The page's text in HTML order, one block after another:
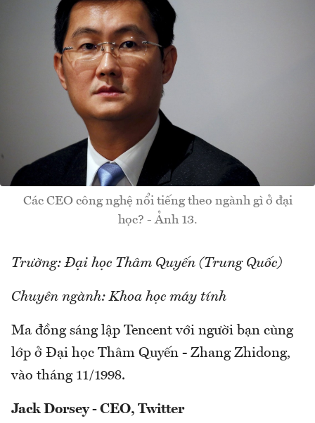
Các CEO công nghệ nổi tiếng theo ngành gì ở đại
học? - Ảnh 13.
Trường: Đại học Thâm Quyến (Trung Quốc)
Chuyên ngành: Khoa học máy tính
Ma đồng sáng lập Tencent với người bạn cùng
lớp ở Đại học Thâm Quyến - Zhang Zhidong,
vào tháng 11/1998.
Jack Dorsey - CEO, Twitter